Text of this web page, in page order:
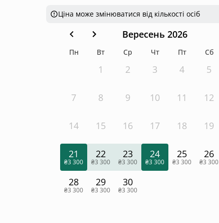
Ціна може змінюватися від кількості осіб
Вересень 2026
Пн Вт Ср Чт Пт Сб
1 2 3 4 5
7 8 9 10 11 12
14 15 16 17 18 19
21
₴3 300
22
₴3 300
23
₴3 300
24
₴3 300
25
₴3 300
26
₴3 300
28
₴3 300
29
₴3 300
30
₴3 300